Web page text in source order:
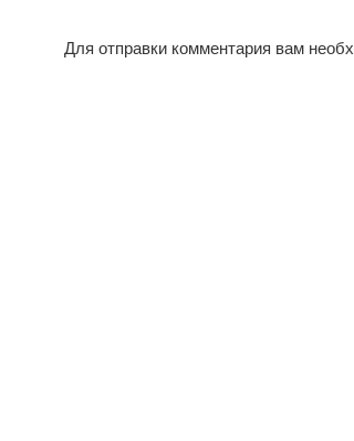
Для отправки комментария вам